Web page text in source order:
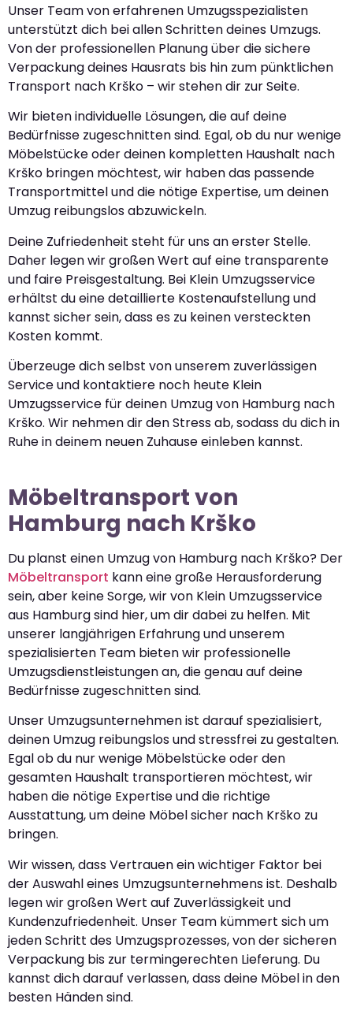
Unser Team von erfahrenen Umzugsspezialisten
unterstützt dich bei allen Schritten deines Umzugs.
Von der professionellen Planung über die sichere
Verpackung deines Hausrats bis hin zum pünktlichen
Transport nach Krško – wir stehen dir zur Seite.
Wir bieten individuelle Lösungen, die auf deine
Bedürfnisse zugeschnitten sind. Egal, ob du nur wenige
Möbelstücke oder deinen kompletten Haushalt nach
Krško bringen möchtest, wir haben das passende
Transportmittel und die nötige Expertise, um deinen
Umzug reibungslos abzuwickeln.
Deine Zufriedenheit steht für uns an erster Stelle.
Daher legen wir großen Wert auf eine transparente
und faire Preisgestaltung. Bei Klein Umzugsservice
erhältst du eine detaillierte Kostenaufstellung und
kannst sicher sein, dass es zu keinen versteckten
Kosten kommt.
Überzeuge dich selbst von unserem zuverlässigen
Service und kontaktiere noch heute Klein
Umzugsservice für deinen Umzug von Hamburg nach
Krško. Wir nehmen dir den Stress ab, sodass du dich in
Ruhe in deinem neuen Zuhause einleben kannst.
Möbeltransport von
Hamburg nach Krško
Du planst einen Umzug von Hamburg nach Krško? Der
Möbeltransport kann eine große Herausforderung
sein, aber keine Sorge, wir von Klein Umzugsservice
aus Hamburg sind hier, um dir dabei zu helfen. Mit
unserer langjährigen Erfahrung und unserem
spezialisierten Team bieten wir professionelle
Umzugsdienstleistungen an, die genau auf deine
Bedürfnisse zugeschnitten sind.
Unser Umzugsunternehmen ist darauf spezialisiert,
deinen Umzug reibungslos und stressfrei zu gestalten.
Egal ob du nur wenige Möbelstücke oder den
gesamten Haushalt transportieren möchtest, wir
haben die nötige Expertise und die richtige
Ausstattung, um deine Möbel sicher nach Krško zu
bringen.
Wir wissen, dass Vertrauen ein wichtiger Faktor bei
der Auswahl eines Umzugsunternehmens ist. Deshalb
legen wir großen Wert auf Zuverlässigkeit und
Kundenzufriedenheit. Unser Team kümmert sich um
jeden Schritt des Umzugsprozesses, von der sicheren
Verpackung bis zur termingerechten Lieferung. Du
kannst dich darauf verlassen, dass deine Möbel in den
besten Händen sind.